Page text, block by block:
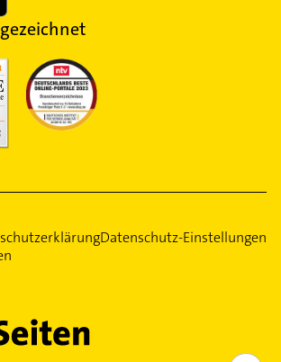
Datenschutz-Einstellungen